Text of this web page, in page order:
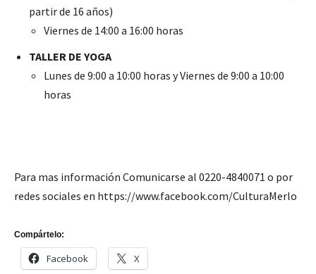
partir de 16 años)
Viernes de 14:00 a 16:00 horas
TALLER DE YOGA
Lunes de 9:00 a 10:00 horas y Viernes de 9:00 a 10:00
horas
Para mas información Comunicarse al 0220-4840071 o por
redes sociales en https://www.facebook.com/CulturaMerlo
Compártelo:
Facebook X